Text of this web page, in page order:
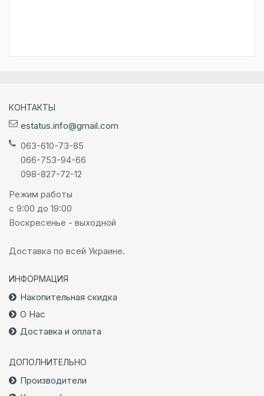
КОНТАКТЫ
estatus.info@gmail.com
063-610-73-85
066-753-94-66
098-827-72-12
Режим работы
с 9:00 до 19:00
Воскресенье - выходной
Доставка по всей Украине.
ИНФОРМАЦИЯ
Накопительная скидка
О Нас
Доставка и оплата
ДОПОЛНИТЕЛЬНО
Производители